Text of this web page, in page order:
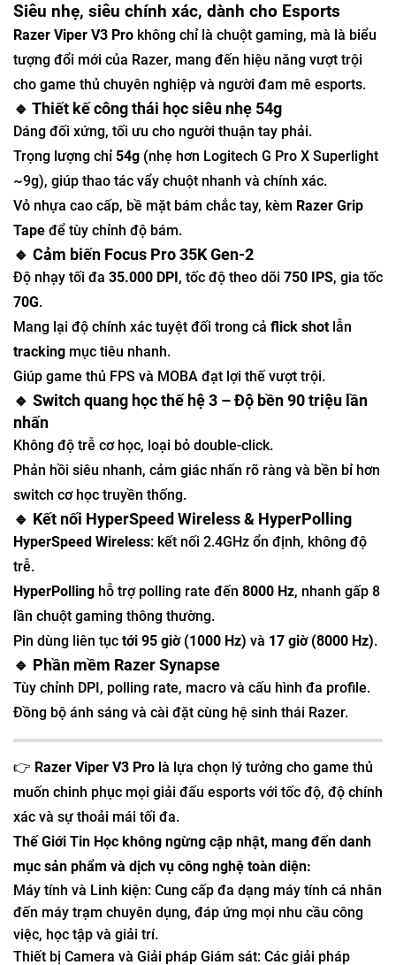
Siêu nhẹ, siêu chính xác, dành cho Esports
Razer Viper V3 Pro không chỉ là chuột gaming, mà là biểu
tượng đổi mới của Razer, mang đến hiệu năng vượt trội
cho game thủ chuyên nghiệp và người đam mê esports.
🔹 Thiết kế công thái học siêu nhẹ 54g
Dáng đối xứng, tối ưu cho người thuận tay phải.
Trọng lượng chỉ 54g (nhẹ hơn Logitech G Pro X Superlight
~9g), giúp thao tác vẩy chuột nhanh và chính xác.
Vỏ nhựa cao cấp, bề mặt bám chắc tay, kèm Razer Grip
Tape để tùy chỉnh độ bám.
🔹 Cảm biến Focus Pro 35K Gen-2
Độ nhạy tối đa 35.000 DPI, tốc độ theo dõi 750 IPS, gia tốc
70G.
Mang lại độ chính xác tuyệt đối trong cả flick shotlẫn
tracking mục tiêu nhanh.
Giúp game thủ FPS và MOBA đạt lợi thế vượt trội.
🔹 Switch quang học thế hệ 3 – Độ bền 90 triệu lần
nhấn
Không độ trễ cơ học, loại bỏ double-click.
Phản hồi siêu nhanh, cảm giác nhấn rõ ràng và bền bỉ hơn
switch cơ học truyền thống.
🔹 Kết nối HyperSpeed Wireless & HyperPolling
HyperSpeed Wireless: kết nối 2.4GHz ổn định, không độ
trễ.
HyperPolling hỗ trợ polling rate đến 8000 Hz, nhanh gấp 8
lần chuột gaming thông thường.
Pin dùng liên tục tới 95 giờ (1000 Hz) và 17 giờ (8000 Hz).
🔹 Phần mềm Razer Synapse
Tùy chỉnh DPI, polling rate, macro và cấu hình đa profile.
Đồng bộ ánh sáng và cài đặt cùng hệ sinh thái Razer.
👉 Razer Viper V3 Pro là lựa chọn lý tưởng cho game thủ
muốn chinh phục mọi giải đấu esports với tốc độ, độ chính
xác và sự thoải mái tối đa.
Thế Giới Tin Học không ngừng cập nhật, mang đến danh
mục sản phẩm và dịch vụ công nghệ toàn diện:
Máy tính và Linh kiện: Cung cấp đa dạng máy tính cá nhân
đến máy trạm chuyên dụng, đáp ứng mọi nhu cầu công
việc, học tập và giải trí.
Thiết bị Camera và Giải pháp Giám sát: Các giải pháp